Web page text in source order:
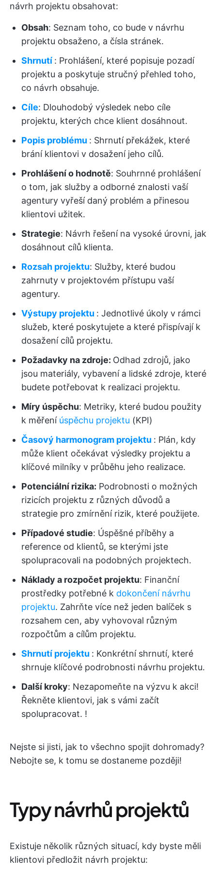
návrh projektu obsahovat:
Obsah: Seznam toho, co bude v návrhu
projektu obsaženo, a čísla stránek.
Shrnutí : Prohlášení, které popisuje pozadí
projektu a poskytuje stručný přehled toho,
co návrh obsahuje.
Cíle: Dlouhodobý výsledek nebo cíle
projektu, kterých chce klient dosáhnout.
Popis problému : Shrnutí překážek, které
brání klientovi v dosažení jeho cílů.
Prohlášení o hodnotě: Souhrnné prohlášení
o tom, jak služby a odborné znalosti vaší
agentury vyřeší daný problém a přinesou
klientovi užitek.
Strategie: Návrh řešení na vysoké úrovni, jak
dosáhnout cílů klienta.
Rozsah projektu: Služby, které budou
zahrnuty v projektovém přístupu vaší
agentury.
Výstupy projektu : Jednotlivé úkoly v rámci
služeb, které poskytujete a které přispívají k
dosažení cílů projektu.
Požadavky na zdroje: Odhad zdrojů, jako
jsou materiály, vybavení a lidské zdroje, které
budete potřebovat k realizaci projektu.
Míry úspěchu: Metriky, které budou použity
k měření úspěchu projektu (KPI)
Časový harmonogram projektu : Plán, kdy
může klient očekávat výsledky projektu a
klíčové milníky v průběhu jeho realizace.
Potenciální rizika: Podrobnosti o možných
rizicích projektu z různých důvodů a
strategie pro zmírnění rizik, které použijete.
Případové studie: Úspěšné příběhy a
reference od klientů, se kterými jste
spolupracovali na podobných projektech.
Náklady a rozpočet projektu: Finanční
prostředky potřebné k dokončení návrhu
projektu. Zahrňte více než jeden balíček s
rozsahem cen, aby vyhovoval různým
rozpočtům a cílům projektu.
Shrnutí projektu : Konkrétní shrnutí, které
shrnuje klíčové podrobnosti návrhu projektu.
Další kroky: Nezapomeňte na výzvu k akci!
Řekněte klientovi, jak s vámi začít
spolupracovat. !
Nejste si jisti, jak to všechno spojit dohromady?
Nebojte se, k tomu se dostaneme později!
Typy návrhů projektů
Existuje několik různých situací, kdy byste měli
klientovi předložit návrh projektu: